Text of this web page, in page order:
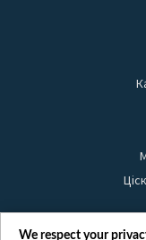
We respect your